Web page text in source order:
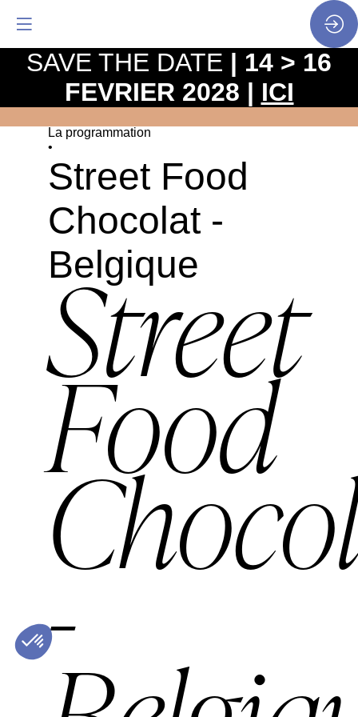
La programmation
•
Street Food
Chocolat -
Belgique
Street
Food
-
SAVE THE DATE | 14 > 16
FEVRIER 2028 | ICI